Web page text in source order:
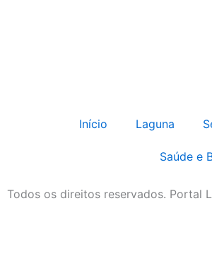
Início Laguna
Saúde e
Todos os direitos reservados.